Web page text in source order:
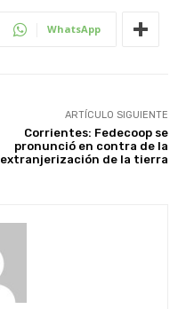
WhatsApp
ARTÍCULO SIGUIENTE
Corrientes: Fedecoop se
pronunció en contra de la
extranjerización de la tierra